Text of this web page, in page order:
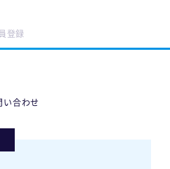
登録
い合わせ